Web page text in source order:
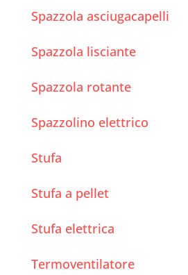
Spazzola asciugacapelli
Spazzola lisciante
Spazzola rotante
Spazzolino elettrico
Stufa
Stufa a pellet
Stufa elettrica
Termoventilatore